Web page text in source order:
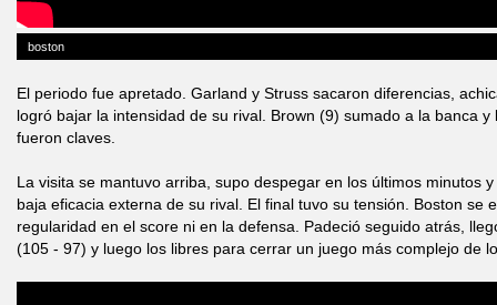
boston
El periodo fue apretado. Garland y Struss sacaron diferencias,
logró bajar la intensidad de su rival. Brown (9) sumado a la banca
fueron claves.
La visita se mantuvo arriba, supo despegar en los últimos minutos
baja eficacia externa de su rival. El final tuvo su tensión. Boston se
regularidad en el score ni en la defensa. Padeció seguido atrás,
(105 - 97) y luego los libres para cerrar un juego más complejo de